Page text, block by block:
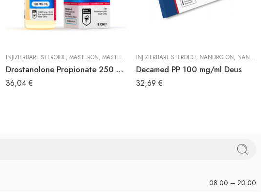
INJIZIERBARE STEROIDE, MASTERON, MASTERON PROPIONAT
Drostanolone Propionate 250 mg/ml Hilma
36,04 €
INJIZIERBARE STEROIDE, NANDROLON, NANDROLON PHENYLPROPIONAT
Decamed PP 100 mg/ml Deus
32,69 €
08:00 – 20:00